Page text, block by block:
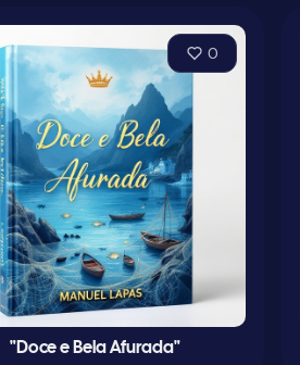
0
"Doce e Bela Afurada"